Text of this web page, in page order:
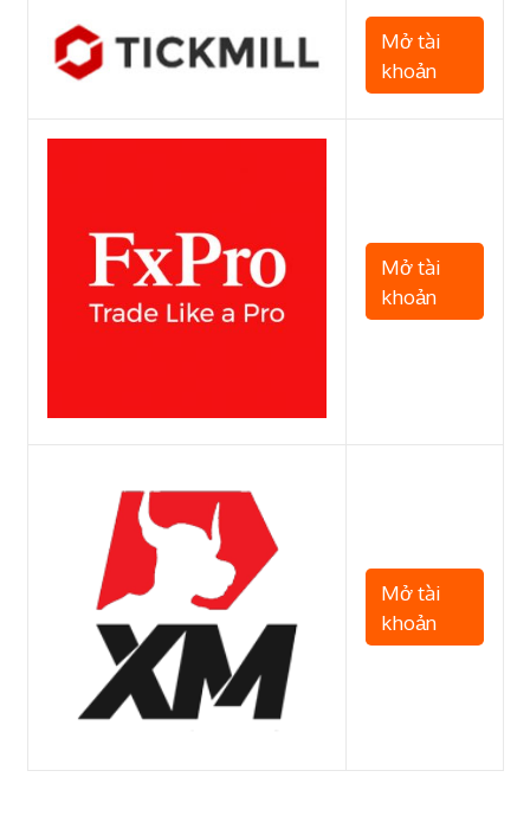
Mở tài
khoản
Mở tài
khoản
Mở tài
khoản